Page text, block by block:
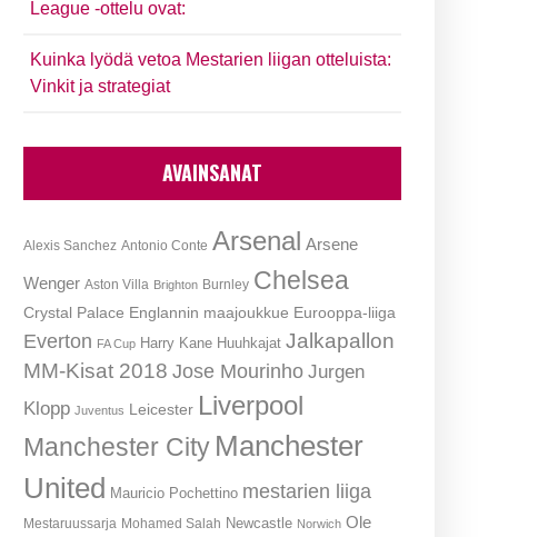
League -ottelu ovat:
Kuinka lyödä vetoa Mestarien liigan otteluista:
Vinkit ja strategiat
AVAINSANAT
Alexis Sanchez Antonio Conte Arsenal Arsene
Wenger Aston Villa Brighton Burnley Chelsea
Crystal Palace Englannin maajoukkue Eurooppa-liiga
Everton FA Cup Harry Kane Huuhkajat Jalkapallon
MM-Kisat 2018 Jose Mourinho Jurgen
Klopp Juventus Leicester Liverpool
Manchester City Manchester
United
Mauricio Pochettino mestarien liiga
Mestaruussarja Mohamed Salah Newcastle Norwich Ole